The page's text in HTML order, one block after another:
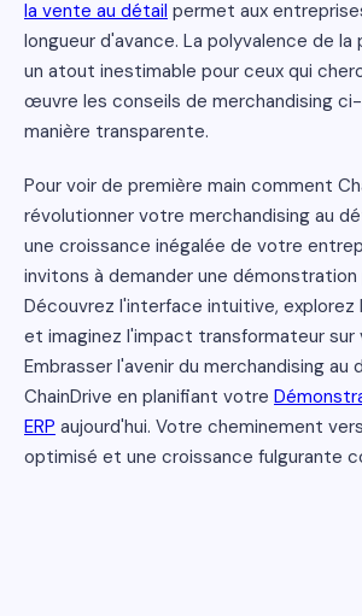
la vente au détail permet aux
longueur d'avance. La polyvalence de
un atout inestimable pour ceux qui
œuvre les conseils de merchandising
manière transparente.
Pour voir de première main comment
révolutionner votre merchandising au
une croissance inégalée de votre
invitons à demander une démonstration
Découvrez l'interface intuitive,
et imaginez l'impact transformateur
Embrasser l'avenir du merchandising au
ChainDrive en planifiant votre
ERP aujourd'hui. Votre cheminement
optimisé et une croissance fulgurante